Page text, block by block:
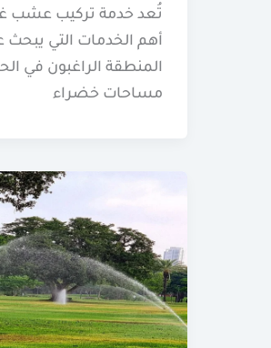
تُعد خدمة تركيب عشب
أهم الخدمات التي
المنطقة الراغبون في
مساحات خضراء